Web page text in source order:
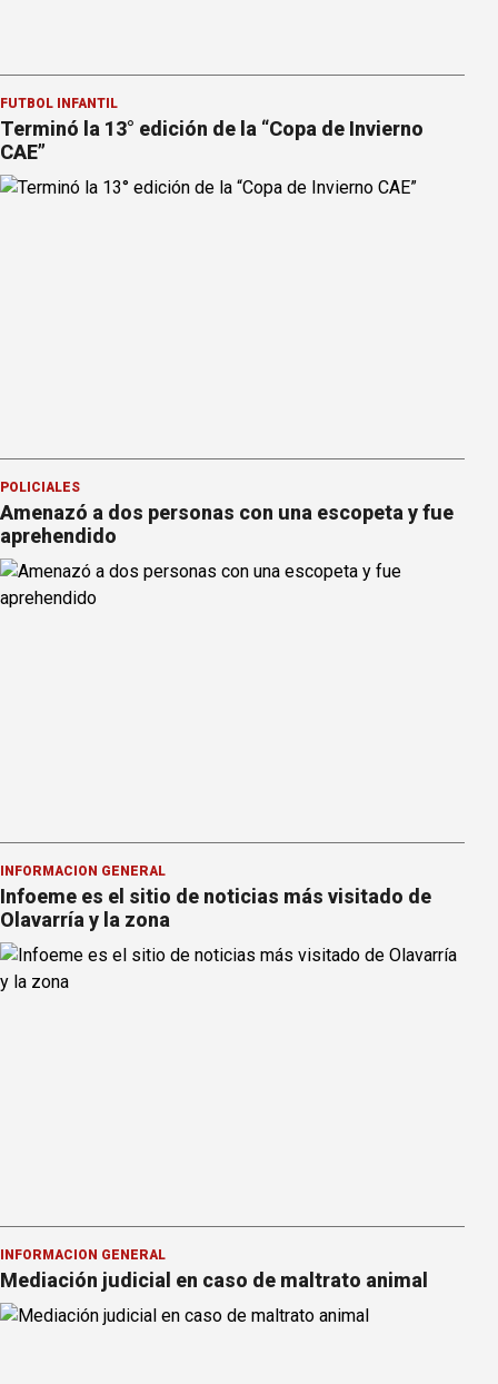
FÚTBOL INFANTIL
Terminó la 13° edición de la “Copa de Invierno
CAE”
POLICIALES
Amenazó a dos personas con una escopeta y fue
aprehendido
INFORMACION GENERAL
Infoeme es el sitio de noticias más visitado de
Olavarría y la zona
INFORMACION GENERAL
Mediación judicial en caso de maltrato animal